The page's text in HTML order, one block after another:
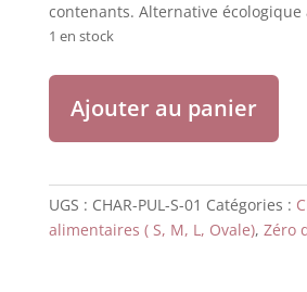
contenants. Alternative
1 en stock
quantité
Charlotte
-
taille
s
Ajouter au panier
UGS : CHAR-PUL-S-01 Catégories :
alimentaires ( S, M, L, Ovale), Zéro